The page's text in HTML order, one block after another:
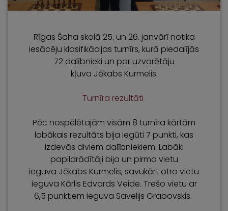
Rīgas Šaha skolā 25. un 26. janvārī notika
iesācēju klasifikācijas turnīrs, kurā piedalījās
72 dalībnieki un par uzvarētāju
kļuva Jēkabs Kurmelis.
Turnīra rezultāti
Pēc nospēlētajām visām 8 turnīra kārtām
labākais rezultāts bija iegūti 7 punkti, kas
izdevās diviem dalībniekiem. Labāki
papildrādītāji bija un pirmo vietu
ieguva Jēkabs Kurmelis, savukārt otro vietu
ieguva Kārlis Edvards Veide. Trešo vietu ar
6,5 punktiem ieguva Savelijs Grabovskis.